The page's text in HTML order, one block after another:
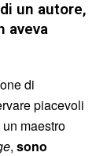
un autore,
aveva
di
piacevoli
maestro
, sono